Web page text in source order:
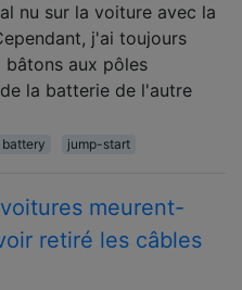
nu sur la voiture avec la
j'ai toujours
bâtons aux pôles
la batterie de l'autre
battery jump-start
meurent-
retiré les câbles